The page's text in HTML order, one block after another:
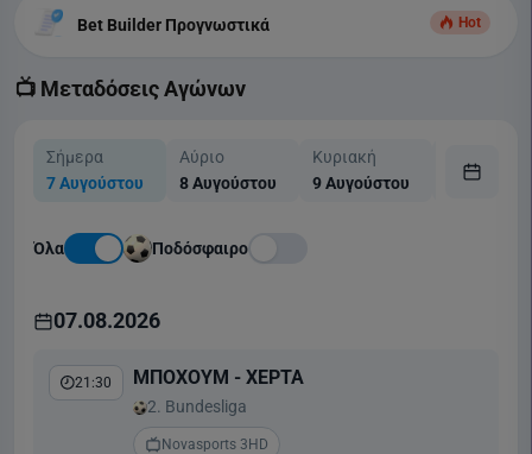
Bet Builder Προγνωστικά Hot
📺 Μεταδόσεις Αγώνων
Σήμερα
7 Αυγούστου
Αύριο
8 Αυγούστου
Κυριακή
9 Αυγούστου
10
Όλα Ποδόσφαιρο
07.08.2026
21:30 ΜΠΟΧΟΥΜ - ΧΕΡΤΑ
2. Bundesliga
Novasports 3HD